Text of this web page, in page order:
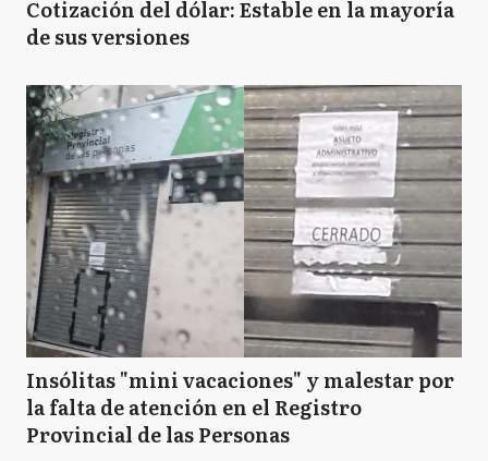
Cotización del dólar: Estable en la mayoría
de sus versiones
Insólitas "mini vacaciones" y malestar por
la falta de atención en el Registro
Provincial de las Personas